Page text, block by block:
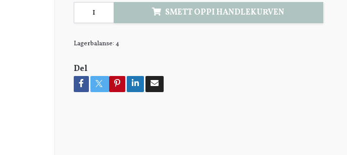
SMETT OPPI HANDLEKURVEN
Lagerbalanse: 4
Del